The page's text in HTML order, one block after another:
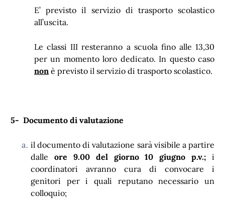
E’ previsto il servizio di trasporto scolastico
all’uscita.
Le classi III resteranno a scuola fino alle 13,30
per un momento loro dedicato. In questo caso
non è previsto il servizio di trasporto scolastico.
5- Documento di valutazione
il documento di valutazione sarà visibile a partire
dalle ore 9.00 del giorno 10 giugno p.v.; i
coordinatori avranno cura di convocare i
genitori per i quali reputano necessario un
colloquio;